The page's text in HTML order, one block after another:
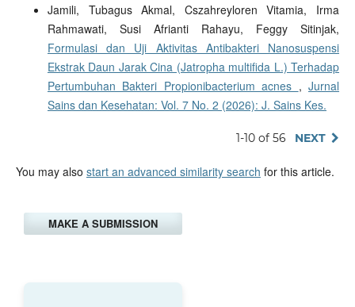
Jamili, Tubagus Akmal, Cszahreyloren Vitamia, Irma
Rahmawati, Susi Afrianti Rahayu, Feggy Sitinjak,
Formulasi dan Uji Aktivitas Antibakteri Nanosuspensi
Ekstrak Daun Jarak Cina (Jatropha multifida L.) Terhadap
Pertumbuhan Bakteri Propionibacterium acnes ,Jurnal
Sains dan Kesehatan: Vol. 7 No. 2 (2026): J. Sains Kes.
1-10 of 56 NEXT
You may also start an advanced similarity search for this article.
MAKE A SUBMISSION